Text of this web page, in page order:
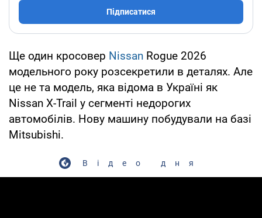
Підписатися
Ще один кросовер Nissan Rogue 2026
модельного року розсекретили в деталях. Але
це не та модель, яка відома в Україні як
Nissan X-Trail у сегменті недорогих
автомобілів. Нову машину побудували на базі
Mitsubishi.
Відео дня